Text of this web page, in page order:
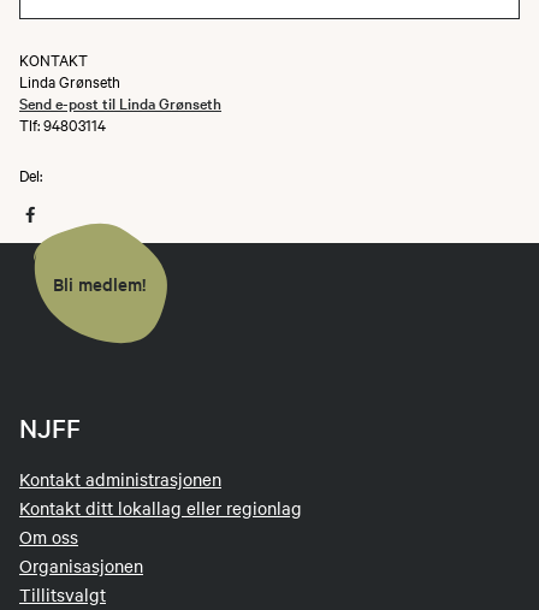
KONTAKT
Linda Grønseth
Send e-post til Linda Grønseth
Tlf: 94803114
Del:
Bli medlem!
NJFF
Kontakt administrasjonen
Kontakt ditt lokallag eller regionlag
Om oss
Organisasjonen
Tillitsvalgt